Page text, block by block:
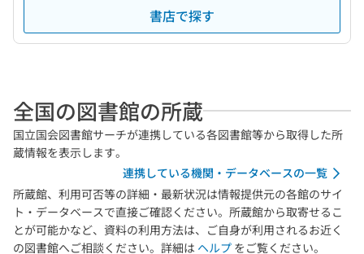
書店で探す
全国の図書館の所蔵
国立国会図書館サーチが連携している各図書館等から取得した所
蔵情報を表示します。
連携している機関・データベースの一覧
所蔵館、利用可否等の詳細・最新状況は情報提供元の各館のサイ
ト・データベースで直接ご確認ください。所蔵館から取寄せるこ
とが可能かなど、資料の利用方法は、ご自身が利用されるお近く
の図書館へご相談ください。詳細は ヘルプ をご覧ください。